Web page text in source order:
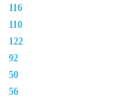
116
110
122
92
50
56